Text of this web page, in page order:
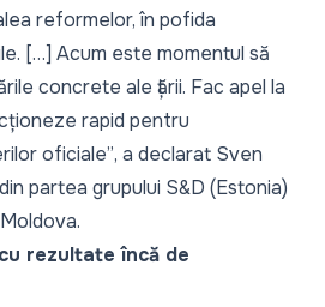
reformelor, în pofida
[…] Acum este momentul să
concrete ale țării. Fac apel la
rapid pentru
oficiale”, a declarat Sven
partea grupului S&D (Estonia)
rezultate încă de